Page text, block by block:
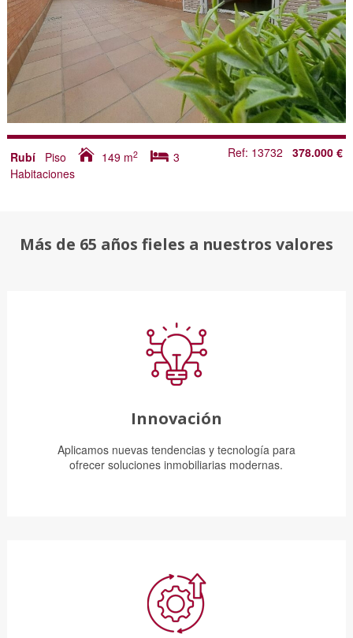
RubíPiso 149 m2
3
Habitaciones
Ref: 13732378.000 €
Más de 65 años fieles a nuestros valores
Innovación
Aplicamos nuevas tendencias y tecnología para
ofrecer soluciones inmobiliarias modernas.